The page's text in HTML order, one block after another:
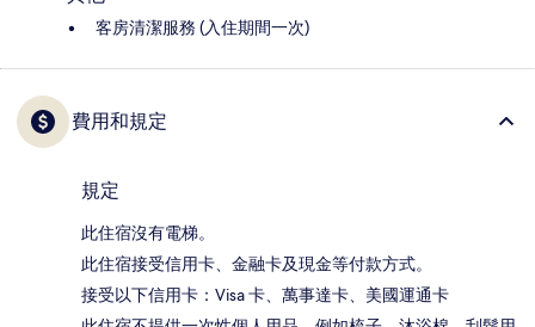
客房清潔服務 (入住期間一次)
費用和規定
規定
此住宿沒有電梯。
此住宿接受信用卡、金融卡及現金等付款方式。
接受以下信用卡：Visa 卡、萬事達卡、美國運通卡